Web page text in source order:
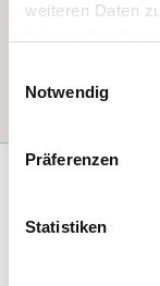
weiteren Daten
Notwendig
Präferenzen
Statistiken